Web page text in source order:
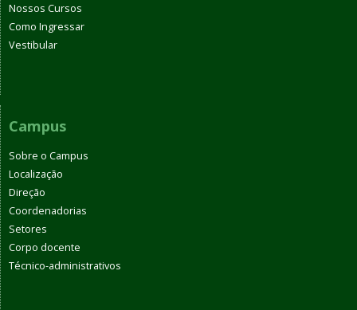
Nossos Cursos
Como Ingressar
Vestibular
Campus
Sobre o Campus
Localização
Direção
Coordenadorias
Setores
Corpo docente
Técnico-administrativos